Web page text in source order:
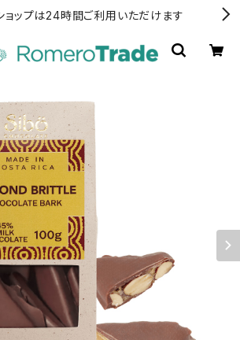
ョップは24時間ご利用いただけます